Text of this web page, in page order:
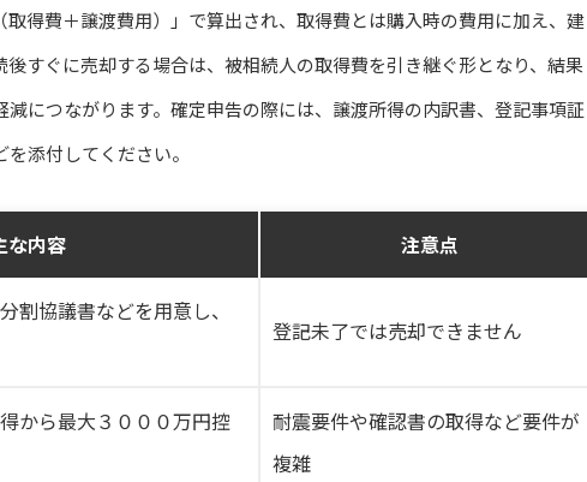
得費＋譲渡費用）」で算出され、取得費とは購入時の費用に加え、建
すぐに売却する場合は、被相続人の取得費を引き継ぐ形となり、結果
につながります。確定申告の際には、譲渡所得の内訳書、登記事項証
添付してください。
な内容 注意点
割協議書などを用意し、
登記未了では売却できません
から最大３０００万円控
耐震要件や確認書の取得など要件が
複雑